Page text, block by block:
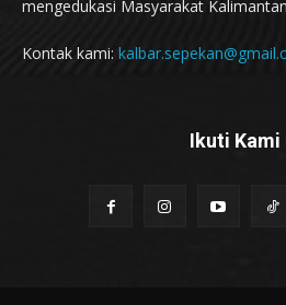
mengedukasi Masyarakat
Kontak kami:
Ikuti Kami